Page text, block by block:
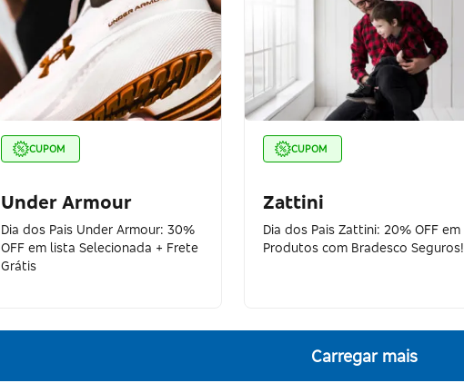
CUPOM
Under Armour
Dia dos Pais Under Armour: 30%
OFF em lista Selecionada + Frete
Grátis
CUPOM
Zattini
Dia dos Pais Zattini: 20% OFF em
Produtos com Bradesco Seguros!
Carregar mais